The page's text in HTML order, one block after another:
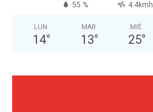
55 % 4.4kmh
LUN
14°
MAR
13°
MIÉ
25°